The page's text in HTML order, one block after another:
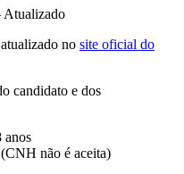
Atualizado
no site oficial do
candidato e dos
anos
não é aceita)